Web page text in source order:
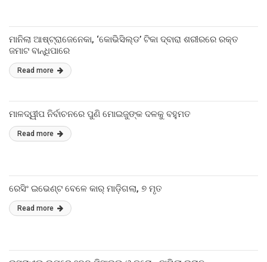
ମାନିଲା ଆଷ୍ଟ୍ରାଜେନେକା, ‘କୋଭିସିଲ୍ଡ’ ଟିକା ଦ୍ବାରା ଶରୀରରେ ରକ୍ତ
ଜମାଟ ବାନ୍ଧିପାରେ
Read more
ମାଳଦ୍ୱୀପ ନିର୍ବାଚନରେ ପୁଣି ମୋଇଜୁଙ୍କ ଦଳକୁ ବହୁମତ
Read more
ରେସିଂ ଇଭେଣ୍ଟ ବେଳେ କାର୍ ମାଡ଼ିଗଲା, ୭ ମୃତ
Read more